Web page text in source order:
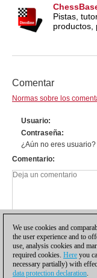
Pistas,
productos,
Comentar
Normas sobre los
Usuario
Contraseña
¿Aún no eres usuario?
Comentario
We use cookies and
the user experience and to
use, analysis cookies and
required cookies. Here you
necessary partially) with
data protection declaration.